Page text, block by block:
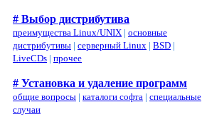
# Выбор дистрибутива
преимущества Linux/UNIX | основные
дистрибутивы | серверный Linux | BSD |
LiveCDs | прочее
# Установка и удаление программ
общие вопросы | каталоги софта | специальные
случаи